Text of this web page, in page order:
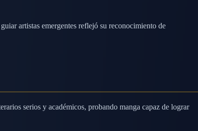
artistas emergentes reflejó su reconocimiento de
serios y académicos, probando manga capaz de lograr